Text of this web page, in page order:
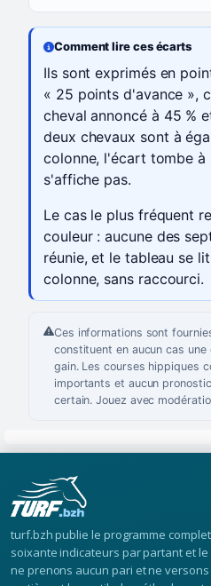
Comment lire ces écarts
Ils sont exprimés en
« 25 points d'avance »,
cheval annoncé à 45 %
deux chevaux sont à
colonne, l'écart tombe à
s'affiche pas.
Le cas le plus fréquent
couleur : aucune des
réunie, et le tableau se
colonne, sans raccourci.
Ces informations sont
constituent en aucun cas
gain. Les courses hippiques
importants et aucun
certain. Jouez avec
turf.bzh publie le programme
soixante indicateurs par partant et
ne prenons aucun pari et ne